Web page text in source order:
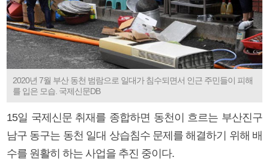
2020년 7월 부산 동천 범람으로 일대가 침수되면서 인근 주민들이 피해
를 입은 모습. 국제신문DB
15일 국제신문 취재를 종합하면 동천이 흐르는 부산진구
남구 동구는 동천 일대 상습침수 문제를 해결하기 위해 배
수를 원활히 하는 사업을 추진 중이다.